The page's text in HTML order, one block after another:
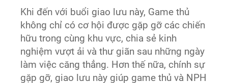
Khi đến với buổi giao lưu này, Game thủ
không chỉ có cơ hội được gặp gỡ các chiến
hữu trong cùng khu vực, chia sẻ kinh
nghiệm vượt ải và thư giãn sau những ngày
làm việc căng thẳng. Hơn thế nữa, chính sự
gặp gỡ, giao lưu này giúp game thủ và NPH